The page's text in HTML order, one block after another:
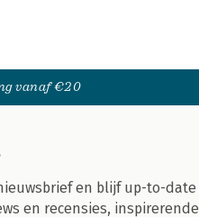
vanaf €20
en blijf up-to-date
en recensies, inspirerende